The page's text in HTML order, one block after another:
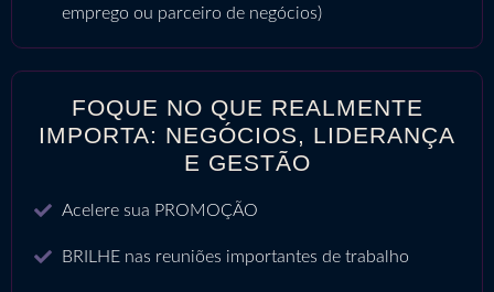
emprego ou parceiro de negócios)
FOQUE NO QUE REALMENTE
IMPORTA: NEGÓCIOS, LIDERANÇA
E GESTÃO
Acelere sua PROMOÇÃO
BRILHE nas reuniões importantes de trabalho